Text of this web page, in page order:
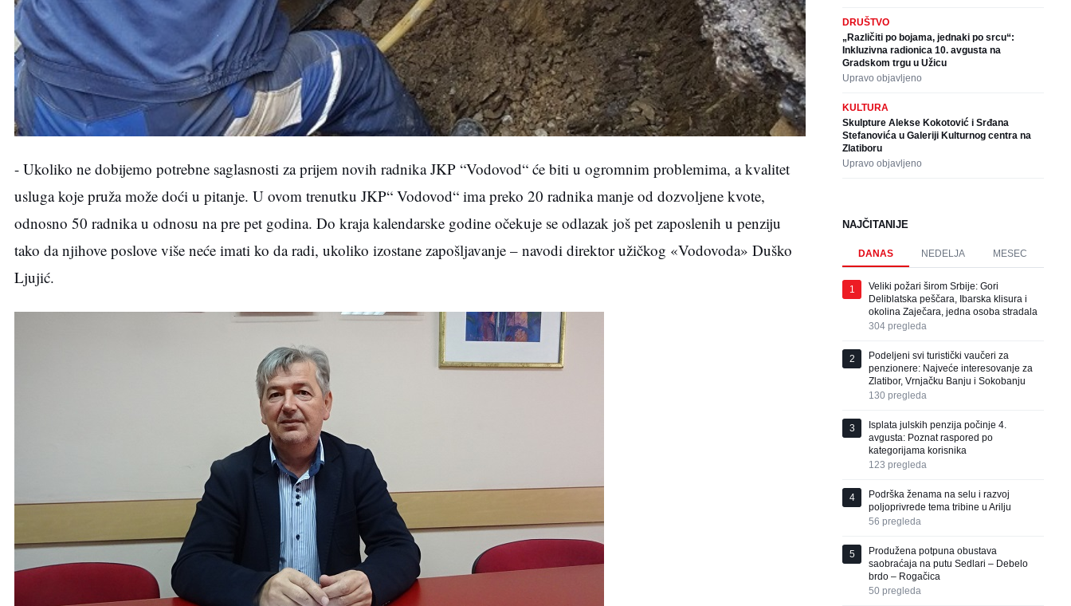
- Ukoliko ne dobijemo potrebne saglasnosti za prijem novih radnika JKP “Vodovod“ će biti u ogromnim problemima, a kvalitet
usluga koje pruža može doći u pitanje. U ovom trenutku JKP“ Vodovod“ ima preko 20 radnika manje od dozvoljene kvote,
odnosno 50 radnika u odnosu na pre pet godina. Do kraja kalendarske godine očekuje se odlazak još pet zaposlenih u penziju
tako da njihove poslove više neće imati ko da radi, ukoliko izostane zapošljavanje – navodi direktor užičkog «Vodovoda» Duško
Ljujić.
DRUŠTVO
„Različiti po bojama, jednaki po srcu“:
Inkluzivna radionica 10. avgusta na
Gradskom trgu u Užicu
Upravo objavljeno
KULTURA
Skulpture Alekse Kokotović i Srđana
Stefanovića u Galeriji Kulturnog centra na
Zlatiboru
Upravo objavljeno
NAJČITANIJE
DANAS NEDELJA MESEC
1
Veliki požari širom Srbije: Gori
Deliblatska peščara, Ibarska klisura i
okolina Zaječara, jedna osoba stradala
304 pregleda
2
Podeljeni svi turistički vaučeri za
penzionere: Najveće interesovanje za
Zlatibor, Vrnjačku Banju i Sokobanju
130 pregleda
3
Isplata julskih penzija počinje 4.
avgusta: Poznat raspored po
kategorijama korisnika
123 pregleda
4
Podrška ženama na selu i razvoj
poljoprivrede tema tribine u Arilju
56 pregleda
5
Produžena potpuna obustava
saobraćaja na putu Sedlari – Debelo
brdo – Rogačica
50 pregleda